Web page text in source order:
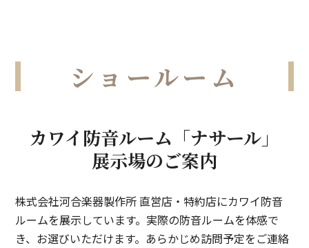
音調パネル
ショールーム
カワイ防音ルーム 「ナサール」
展示場のご案内
株式会社河合楽器製作所 直営店・特約店にカワイ防音
ルームを展示しています。実際の防音ルームを体感で
き、お選びいただけます。あらかじめ訪問予定をご連絡